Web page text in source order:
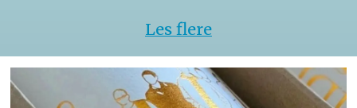
Les flere